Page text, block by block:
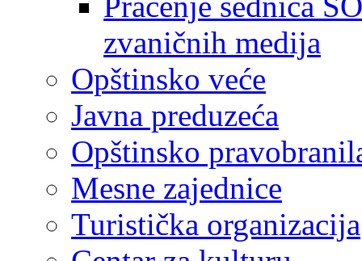
zvaničnih medija
Opštinsko veće
Javna preduzeća
Opštinsko
Mesne zajednice
Turistička organizacija